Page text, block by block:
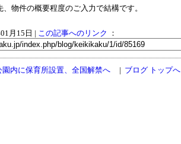
物件の概要程度のご入力で結構です。
月15日 | この記事へのリンク ：
園内に保育所設置、全国解禁へ ブログ トップへ